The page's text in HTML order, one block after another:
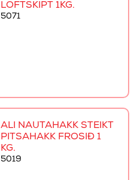
LOFTSKIPT 1KG.
5071
ALI NAUTAHAKK STEIKT
PITSAHAKK FROSIÐ 1
KG.
5019